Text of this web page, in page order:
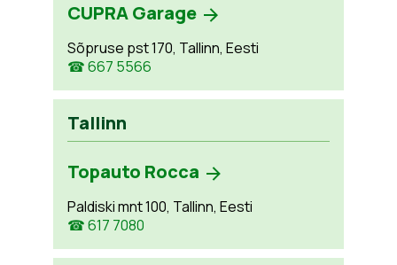
CUPRA Garage
Sõpruse pst 170, Tallinn, Eesti
☎ 667 5566
Tallinn
Topauto Rocca
Paldiski mnt 100, Tallinn, Eesti
☎ 617 7080